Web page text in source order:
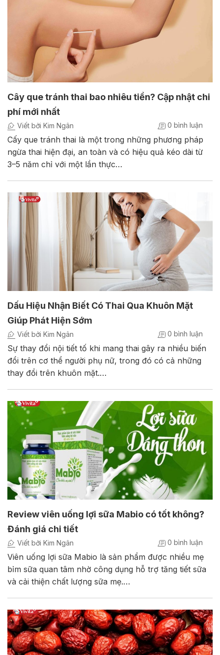
Cây que tránh thai bao nhiêu tiền? Cập nhật chi
phí mới nhất
Viết bởi Kim Ngân 0 bình luận
Cấy que tránh thai là một trong những phương pháp
ngừa thai hiện đại, an toàn và có hiệu quả kéo dài từ
3–5 năm chỉ với một lần thực…
Dấu Hiệu Nhận Biết Có Thai Qua Khuôn Mặt
Giúp Phát Hiện Sớm
Viết bởi Kim Ngân 0 bình luận
Sự thay đổi nội tiết tố khi mang thai gây ra nhiều biến
đổi trên cơ thể người phụ nữ, trong đó có cả những
thay đổi trên khuôn mặt.…
Review viên uống lợi sữa Mabio có tốt không?
Đánh giá chi tiết
Viết bởi Kim Ngân 0 bình luận
Viên uống lợi sữa Mabio là sản phẩm được nhiều mẹ
bỉm sữa quan tâm nhờ công dụng hỗ trợ tăng tiết sữa
và cải thiện chất lượng sữa mẹ.…